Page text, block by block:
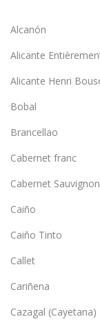
Alcanón
Alicante
Alicante Henri
Bobal
Brancellao
Cabernet franc
Cabernet Sauvignon
Caiño
Caiño Tinto
Callet
Cariñena
Cazagal (Cayetana)